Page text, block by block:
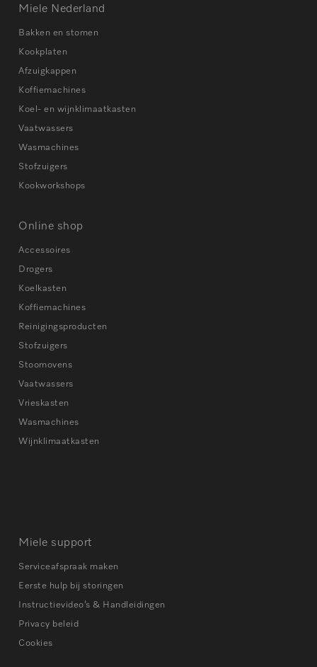
Miele Nederland
Bakken en stomen
Kookplaten
Afzuigkappen
Koffiemachines
Koel- en wijnklimaatkasten
Vaatwassers
Wasmachines
Stofzuigers
Kookworkshops
Online shop
Accessoires
Drogers
Koelkasten
Koffiemachines
Reinigingsproducten
Stofzuigers
Stoomovens
Vaatwassers
Vrieskasten
Wasmachines
Wijnklimaatkasten
Miele support
Serviceafspraak maken
Eerste hulp bij storingen
Instructievideo’s & Handleidingen
Privacy beleid
Cookies